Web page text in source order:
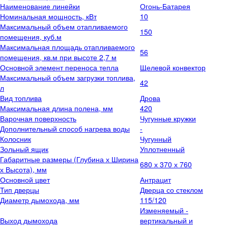
Наименование линейки
Огонь-Батарея
Номинальная мощность, кВт
10
Максимальный объем отапливаемого
помещения, куб.м
150
Максимальная площадь отапливаемого
помещения, кв.м при высоте 2,7 м
56
Основной элемент переноса тепла
Щелевой конвектор
Максимальный объем загрузки топлива,
л
42
Вид топлива
Дрова
Максимальная длина полена, мм
420
Варочная поверхность
Чугунные кружки
Дополнительный способ нагрева воды
-
Колосник
Чугунный
Зольный ящик
Уплотненный
Габаритные размеры (Глубина х Ширина
х Высота), мм
680 х 370 х 760
Основной цвет
Антрацит
Тип дверцы
Дверца со стеклом
Диаметр дымохода, мм
115/120
Выход дымохода
Изменяемый -
вертикальный и